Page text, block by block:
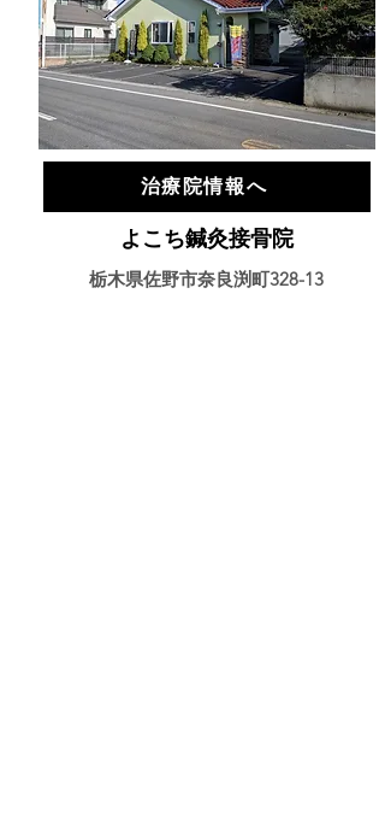
治療院情報へ
よこち鍼灸接骨院
栃木県佐野市奈良渕町328-13